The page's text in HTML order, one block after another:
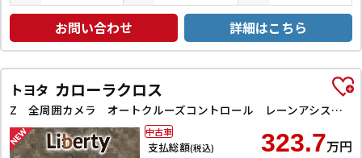
お問い合わせ 詳細はこちら
トヨタ カローラクロス
Z 全周囲カメラ オートクルーズコントロール レーンアシスト パワーシート 衝突被害軽減システム ナビ TV オートマチックハイビーム オートライト LEDヘッドランプ ヘッドライトウォッシャー
支払総額(税込) 323.7万円
中古車